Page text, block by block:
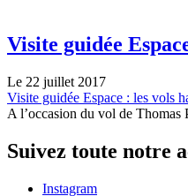
Visite guidée
Le 22 juillet 2017
Visite guidée Espace : les vols
A l’occasion du vol de Thomas
Suivez toute notre
Instagram